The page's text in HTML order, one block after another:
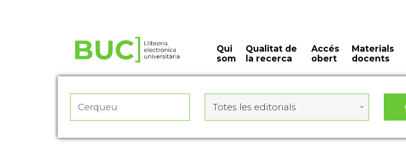
Qui
som
Qualitat de
la recerca
Accés
obert
Materials
docents
Totes les editorials